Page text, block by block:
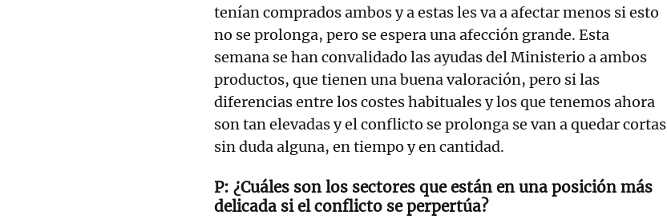
tenían comprados ambos y a estas les va a afectar menos si esto
no se prolonga, pero se espera una afección grande. Esta
semana se han convalidado las ayudas del Ministerio a ambos
productos, que tienen una buena valoración, pero si las
diferencias entre los costes habituales y los que tenemos ahora
son tan elevadas y el conflicto se prolonga se van a quedar cortas
sin duda alguna, en tiempo y en cantidad.
¿Cuáles son los sectores que están en una posición más
delicada si el conflicto se perpertúa?